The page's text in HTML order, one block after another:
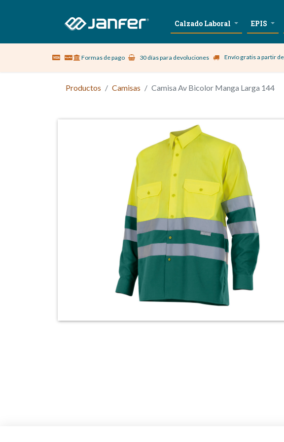
Sobre nosotros Vestuario Laboral Calzado Laboral EPIS
Formas de pago 30 días para devoluciones Envío gratis a partir
Productos Camisas Camisa Av Bicolor Manga Larga 144